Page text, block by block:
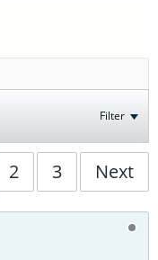
Filter
2 3 Next